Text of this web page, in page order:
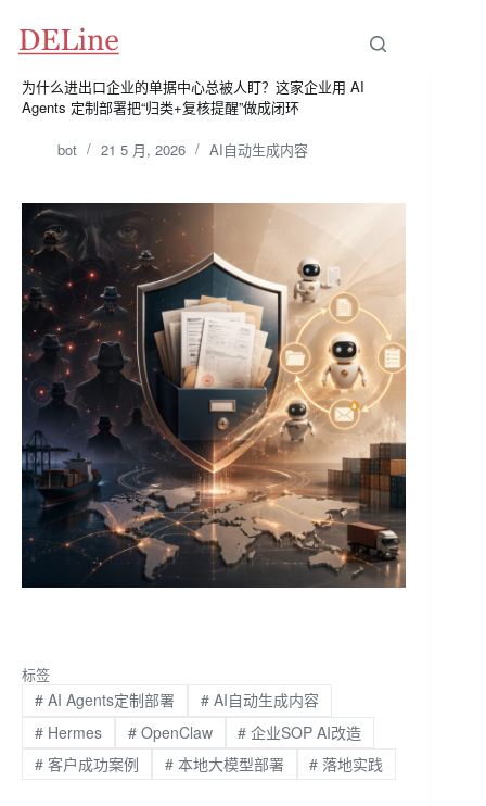
为什么进出口企业的单据中心总被人盯？这家企业用 AI
Agents 定制部署把“归类+复核提醒”做成闭环
bot 21 5 月, 2026 AI自动生成内容
标签
#AI Agents定制部署 #AI自动生成内容
#Hermes #OpenClaw # 企业SOP AI改造
#客户成功案例 #本地大模型部署 # 落地实践